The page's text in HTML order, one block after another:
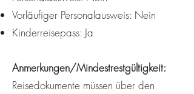
Vorläufiger Personalausweis: Nein
Kinderreisepass: Ja
Anmerkungen/Mindestrestgültigkeit:
Reisedokumente müssen über den